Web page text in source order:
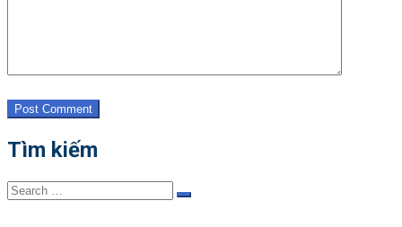
Post Comment
Tìm kiếm
Search
Search